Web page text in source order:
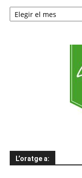
Notícies
per
L’oratge a: